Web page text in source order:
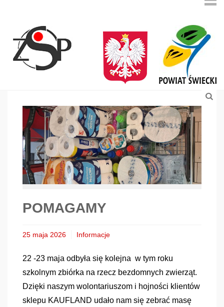
POMAGAMY
25 maja 2026 Informacje
22 -23 maja odbyła się kolejna w tym roku
szkolnym zbiórka na rzecz bezdomnych zwierząt.
Dzięki naszym wolontariuszom i hojności klientów
sklepu KAUFLAND udało nam się zebrać masę